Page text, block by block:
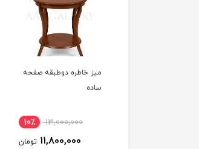
میز خاطره دوطبقه صفحه
ساده
13,000,000 10٪
11,800,000 تومان